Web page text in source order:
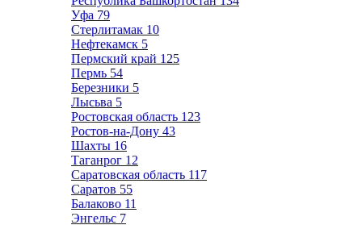
Уфа 79
Стерлитамак 10
Нефтекамск 5
Пермский край 125
Пермь 54
Березники 5
Лысьва 5
Ростовская область 123
Ростов-на-Дону 43
Шахты 16
Таганрог 12
Саратовская область 117
Саратов 55
Балаково 11
Энгельс 7